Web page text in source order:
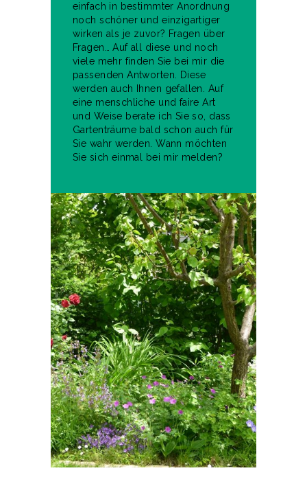
einfach in bestimmter Anordnung
noch schöner und einzigartiger
wirken als je zuvor? Fragen über
Fragen… Auf all diese und noch
viele mehr finden Sie bei mir die
passenden Antworten. Diese
werden auch Ihnen gefallen. Auf
eine menschliche und faire Art
und Weise berate ich Sie so, dass
Gartenträume bald schon auch für
Sie wahr werden. Wann möchten
Sie sich einmal bei mir melden?